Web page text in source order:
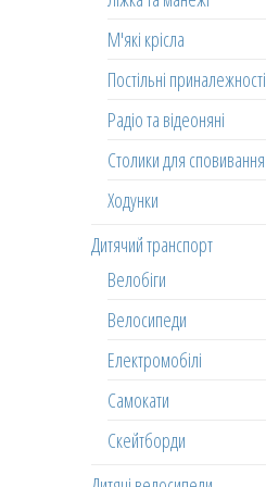
М'які крісла
Постільні приналежності
Радіо та відеоняні
Столики для сповивання
Ходунки
Дитячий транспорт
Велобіги
Велосипеди
Електромобілі
Самокати
Скейтборди